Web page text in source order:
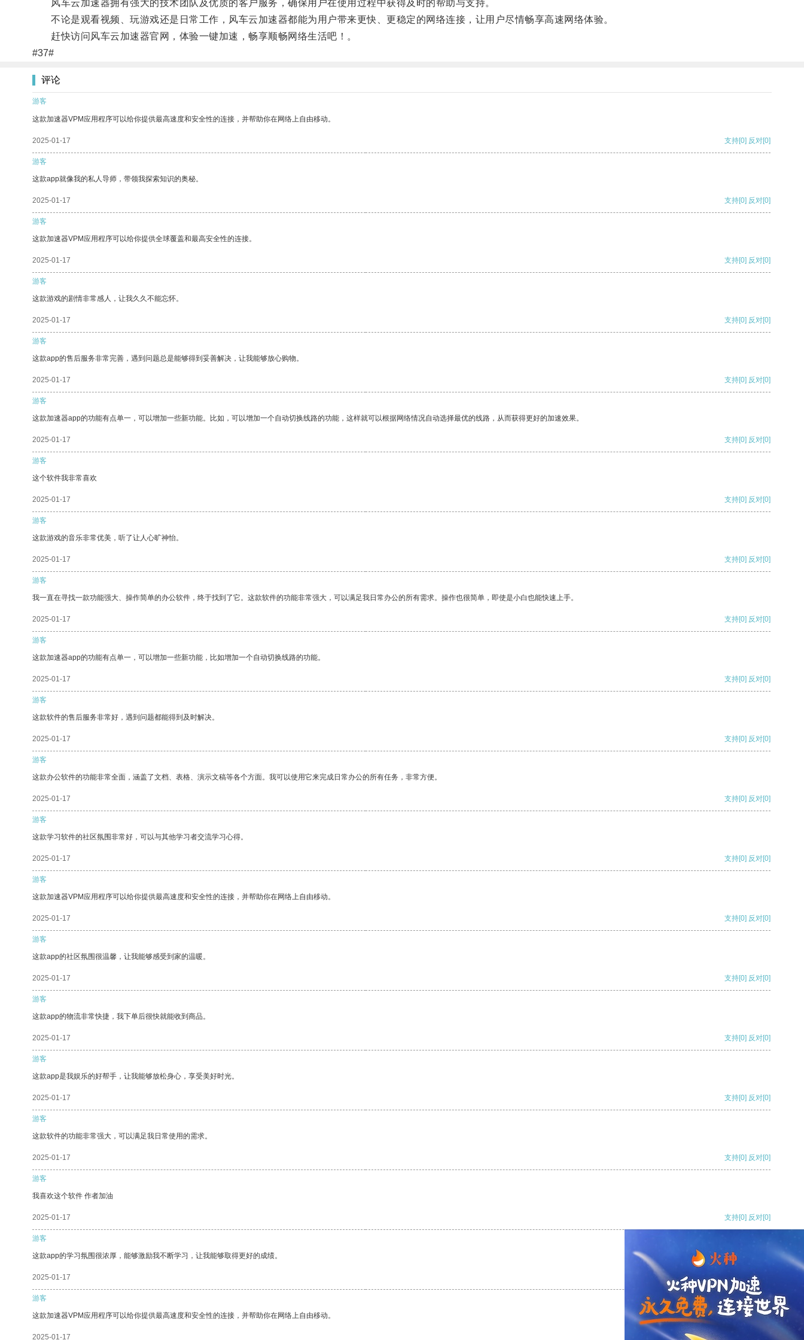
风车云加速器拥有强大的技术团队及优质的客户服务，确保用户在使用过程中获得及时的帮助与支持。
不论是观看视频、玩游戏还是日常工作，风车云加速器都能为用户带来更快、更稳定的网络连接，让用户尽情畅享高速网络体验。
赶快访问风车云加速器官网，体验一键加速，畅享顺畅网络生活吧！。
#37#
评论
游客
这款加速器VPM应用程序可以给你提供最高速度和安全性的连接，并帮助你在网络上自由移动。
2025-01-17 支持[0] 反对[0]
游客
这款app就像我的私人导师，带领我探索知识的奥秘。
2025-01-17 支持[0] 反对[0]
游客
这款加速器VPM应用程序可以给你提供全球覆盖和最高安全性的连接。
2025-01-17 支持[0] 反对[0]
游客
这款游戏的剧情非常感人，让我久久不能忘怀。
2025-01-17 支持[0] 反对[0]
游客
这款app的售后服务非常完善，遇到问题总是能够得到妥善解决，让我能够放心购物。
2025-01-17 支持[0] 反对[0]
游客
这款加速器app的功能有点单一，可以增加一些新功能。比如，可以增加一个自动切换线路的功能，这样就可以根据网络情况自动选择最优的线路，从而获得更好的加速效果。
2025-01-17 支持[0] 反对[0]
游客
这个软件我非常喜欢
2025-01-17 支持[0] 反对[0]
游客
这款游戏的音乐非常优美，听了让人心旷神怡。
2025-01-17 支持[0] 反对[0]
游客
我一直在寻找一款功能强大、操作简单的办公软件，终于找到了它。这款软件的功能非常强大，可以满足我日常办公的所有需求。操作也很简单，即使是小白也能快速上手。
2025-01-17 支持[0] 反对[0]
游客
这款加速器app的功能有点单一，可以增加一些新功能，比如增加一个自动切换线路的功能。
2025-01-17 支持[0] 反对[0]
游客
这款软件的售后服务非常好，遇到问题都能得到及时解决。
2025-01-17 支持[0] 反对[0]
游客
这款办公软件的功能非常全面，涵盖了文档、表格、演示文稿等各个方面。我可以使用它来完成日常办公的所有任务，非常方便。
2025-01-17 支持[0] 反对[0]
游客
这款学习软件的社区氛围非常好，可以与其他学习者交流学习心得。
2025-01-17 支持[0] 反对[0]
游客
这款加速器VPM应用程序可以给你提供最高速度和安全性的连接，并帮助你在网络上自由移动。
2025-01-17 支持[0] 反对[0]
游客
这款app的社区氛围很温馨，让我能够感受到家的温暖。
2025-01-17 支持[0] 反对[0]
游客
这款app的物流非常快捷，我下单后很快就能收到商品。
2025-01-17 支持[0] 反对[0]
游客
这款app是我娱乐的好帮手，让我能够放松身心，享受美好时光。
2025-01-17 支持[0] 反对[0]
游客
这款软件的功能非常强大，可以满足我日常使用的需求。
2025-01-17 支持[0] 反对[0]
游客
我喜欢这个软件 作者加油
2025-01-17 支持[0] 反对[0]
游客
这款app的学习氛围很浓厚，能够激励我不断学习，让我能够取得更好的成绩。
2025-01-17 支持 反对
游客
这款加速器VPM应用程序可以给你提供最高速度和安全性的连接，并帮助你在网络上自由移动。
2025-01-17 [0]